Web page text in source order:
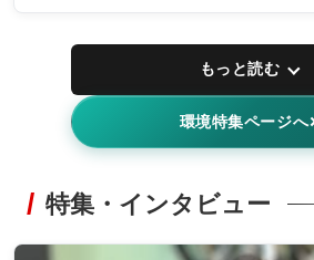
もっと読む
環境特集ページへ
特集・インタビュー